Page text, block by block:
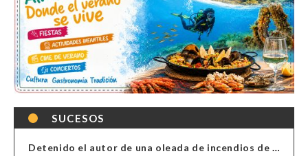
SUCESOS
Detenido el autor de una oleada de incendios de contenedores en Almería